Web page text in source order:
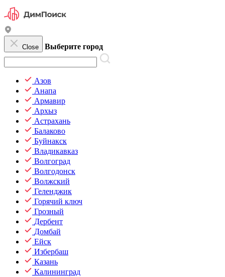
Close Выберите город
Азов
Анапа
Армавир
Архыз
Астрахань
Балаково
Буйнакск
Владикавказ
Волгоград
Волгодонск
Волжский
Геленджик
Горячий ключ
Грозный
Дербент
Домбай
Ейск
Избербаш
Казань
Калининград